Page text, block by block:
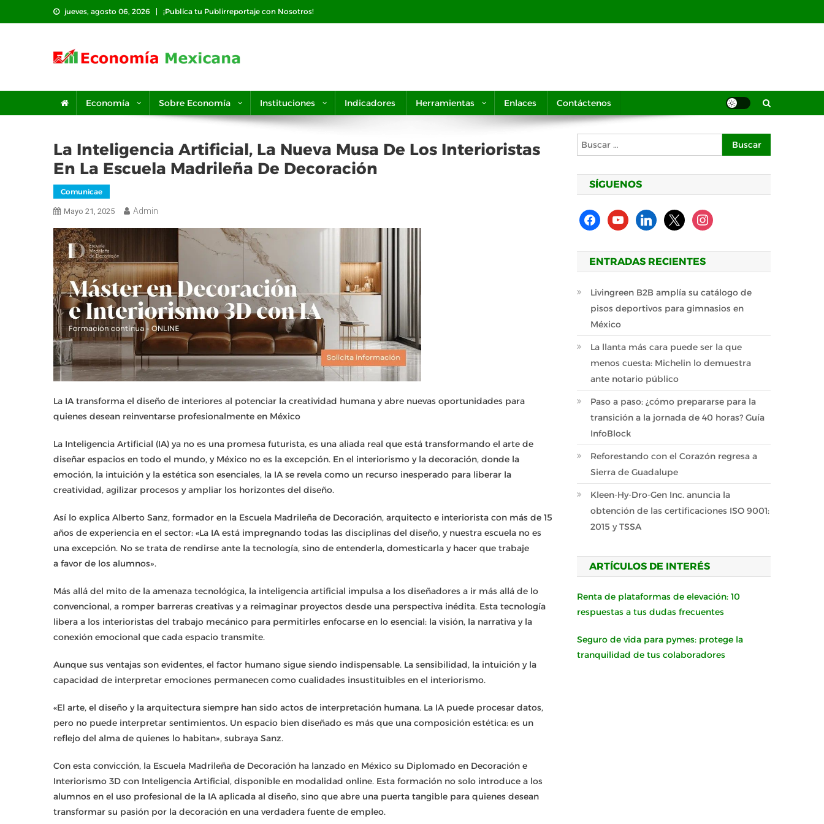
al
jueves, agosto 06, 2026 ¡Publíca tu Publirreportaje con Nosotros!
Economía Sobre Economía Instituciones Indicadores Herramientas Enlaces Contáctenos
La Inteligencia Artificial, La Nueva Musa De Los Interioristas
En La Escuela Madrileña De Decoración
Comunicae
Mayo 21, 2025 Admin
La IA transforma el diseño de interiores al potenciar la creatividad humana y abre nuevas oportunidades para
quienes desean reinventarse profesionalmente en México
La Inteligencia Artificial (IA) ya no es una promesa futurista, es una aliada real que está transformando el arte de
diseñar espacios en todo el mundo, y México no es la excepción. En el interiorismo y la decoración, donde la
emoción, la intuición y la estética son esenciales, la IA se revela como un recurso inesperado para liberar la
creatividad, agilizar procesos y ampliar los horizontes del diseño.
Así lo explica Alberto Sanz, formador en la Escuela Madrileña de Decoración, arquitecto e interiorista con más de 15
años de experiencia en el sector: «La IA está impregnando todas las disciplinas del diseño, y nuestra escuela no es
una excepción. No se trata de rendirse ante la tecnología, sino de entenderla, domesticarla y hacer que trabaje
a favor de los alumnos».
Más allá del mito de la amenaza tecnológica, la inteligencia artificial impulsa a los diseñadores a ir más allá de lo
convencional, a romper barreras creativas y a reimaginar proyectos desde una perspectiva inédita. Esta tecnología
libera a los interioristas del trabajo mecánico para permitirles enfocarse en lo esencial: la visión, la narrativa y la
conexión emocional que cada espacio transmite.
Aunque sus ventajas son evidentes, el factor humano sigue siendo indispensable. La sensibilidad, la intuición y la
capacidad de interpretar emociones permanecen como cualidades insustituibles en el interiorismo.
«El arte, el diseño y la arquitectura siempre han sido actos de interpretación humana. La IA puede procesar datos,
pero no puede interpretar sentimientos. Un espacio bien diseñado es más que una composición estética: es un
reflejo del alma de quienes lo habitan», subraya Sanz.
Con esta convicción, la Escuela Madrileña de Decoración ha lanzado en México su Diplomado en Decoración e
Interiorismo 3D con Inteligencia Artificial, disponible en modalidad online. Esta formación no solo introduce a los
alumnos en el uso profesional de la IA aplicada al diseño, sino que abre una puerta tangible para quienes desean
transformar su pasión por la decoración en una verdadera fuente de empleo.
Buscar:
SÍGUENOS
facebookyoutubelinkedin
x instagram
ENTRADAS RECIENTES
Livingreen B2B amplía su catálogo de
pisos deportivos para gimnasios en
México
La llanta más cara puede ser la que
menos cuesta: Michelin lo demuestra
ante notario público
Paso a paso: ¿cómo prepararse para la
transición a la jornada de 40 horas? Guía
InfoBlock
Reforestando con el Corazón regresa a
Sierra de Guadalupe
Kleen-Hy-Dro-Gen Inc. anuncia la
obtención de las certificaciones ISO 9001:
2015 y TSSA
ARTÍCULOS DE INTERÉS
Renta de plataformas de elevación: 10
respuestas a tus dudas frecuentes
Seguro de vida para pymes: protege la
tranquilidad de tus colaboradores